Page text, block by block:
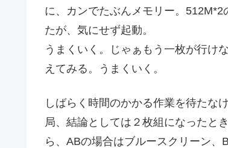
に、カンでたぶんメモリー。
たが、気にせず起動。
うまくいく。じゃぁもう一枚が行け
えてみる。うまくいく。
しばらく時間のかかる作業を待たな
局、結論としては２枚組になったと
ら、ABの場合はブルースクリーン